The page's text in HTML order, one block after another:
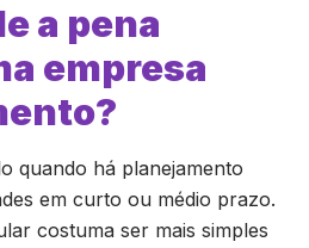
a pena
empresa
quando há planejamento
em curto ou médio prazo.
costuma ser mais simples